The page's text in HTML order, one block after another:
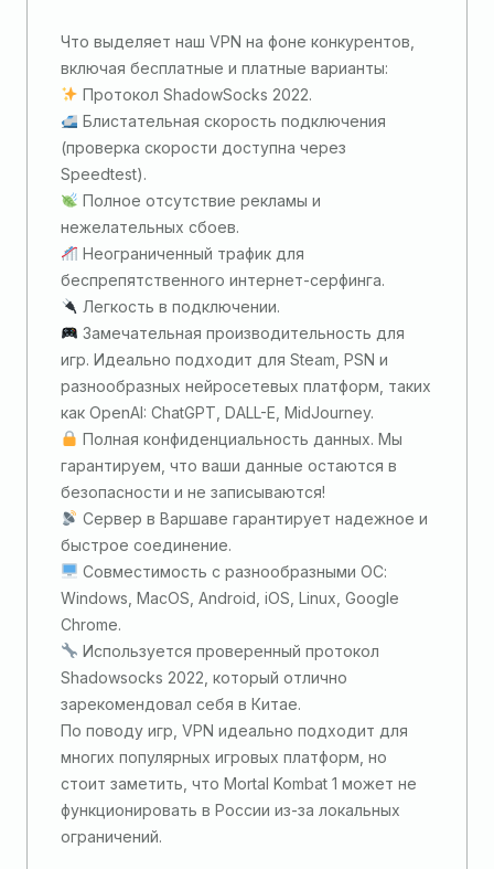
Что выделяет наш VPN на фоне конкурентов,
включая бесплатные и платные варианты:
Протокол ShadowSocks 2022.
Блистательная скорость подключения
(проверка скорости доступна через
Speedtest).
Полное отсутствие рекламы и
нежелательных сбоев.
Неограниченный трафик для
беспрепятственного интернет-серфинга.
Легкость в подключении.
Замечательная производительность для
игр. Идеально подходит для Steam, PSN и
разнообразных нейросетевых платформ, таких
как OpenAI: ChatGPT, DALL-E, MidJourney.
Полная конфиденциальность данных. Мы
гарантируем, что ваши данные остаются в
безопасности и не записываются!
Сервер в Варшаве гарантирует надежное и
быстрое соединение.
Совместимость с разнообразными ОС:
Windows, MacOS, Android, iOS, Linux, Google
Chrome.
Используется проверенный протокол
Shadowsocks 2022, который отлично
зарекомендовал себя в Китае.
По поводу игр, VPN идеально подходит для
многих популярных игровых платформ, но
стоит заметить, что Mortal Kombat 1 может не
функционировать в России из-за локальных
ограничений.